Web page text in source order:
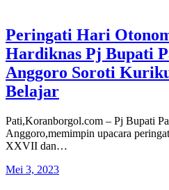
Peringati Hari
Hardiknas Pj Bupati
Anggoro Soroti
Belajar
Pati,Koranborgol.com – Pj Bupati
Anggoro,memimpin upacara
XXVII dan…
Mei 3, 2023